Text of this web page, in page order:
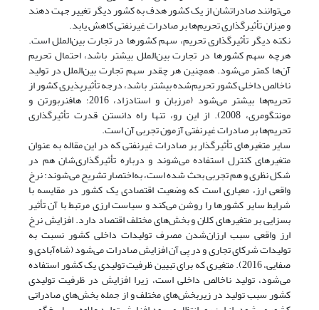
می‌توانند صادراتشان از یک کشور هدف به کشور دیگر تغییر جهت دهند
و میزان تأثیرگذاری تحریم‌ها بر صادرات غیرنفتی کاهش یابد.
نکته دیگر تأثیرگذاری تحریم، سهم کشورها در تجارت بین‌الملل است.
هرچه سهم کشورها در تجارت بین‌الملل بیشتر باشد، احتمال تحریم‌
آن‌ها کمتر می‌شود. همچنین هر چقدر سهم تجارت بین‌الملل در تولید
ناخالص داخلی کشور تحریم‌شده بیشتر باشد، درجه تأثیرپذیری کشور از
تحریم‌ها بیشتر می‌شود (مرزبان و استادزاد، 2016؛ هافنربورتن و
مونتگومری، 2008). از این رو، تنها راه دانستن قدرت تأثیرگذاری
تحریم‌ها بر صادرات غیرنفتی آزمون تجربی آن است.
سایر متغیرهای تأثیرگذار بر صادرات غیرنفتی که در این مقاله به عنوان
متغیرهای کنترل استفاده می‌شوند و درباره تأثیرگذاری‌شان هم در
شکل نظری و هم تجربی بحث شده است، به‌اختصار تشریح می‌شوند: نرخ
واقعی ارز، معیاری است که وضعیت اقتصادی یک کشور در مقایسه با
شرایط سایر کشورها را روشن می‌کند و سیاست ارزی مرتبط با آن تأثیر
بسزایی بر متغیرهای کلان و بخش‌های مختلف اقتصاد دارد. افزایش نرخ
ارز واقعی سبب ارزان‌شدن مصرف تولیدات داخلی کشور نسبت به
تولیدات شرکای تجاری و در پی آن افزایش صادرات می‌شود (شاه‌آبادی و
صفایی، 2016). متغیری که برای تبیین ظرفیت تولیدی یک کشور استفاده
می‌شود، تولید ناخالص داخلی است، زیرا افزایش در ظرفیت تولیدی
کشور سبب تولید در زیربخش‌های مختلف و از جمله بخش‌های صادراتی